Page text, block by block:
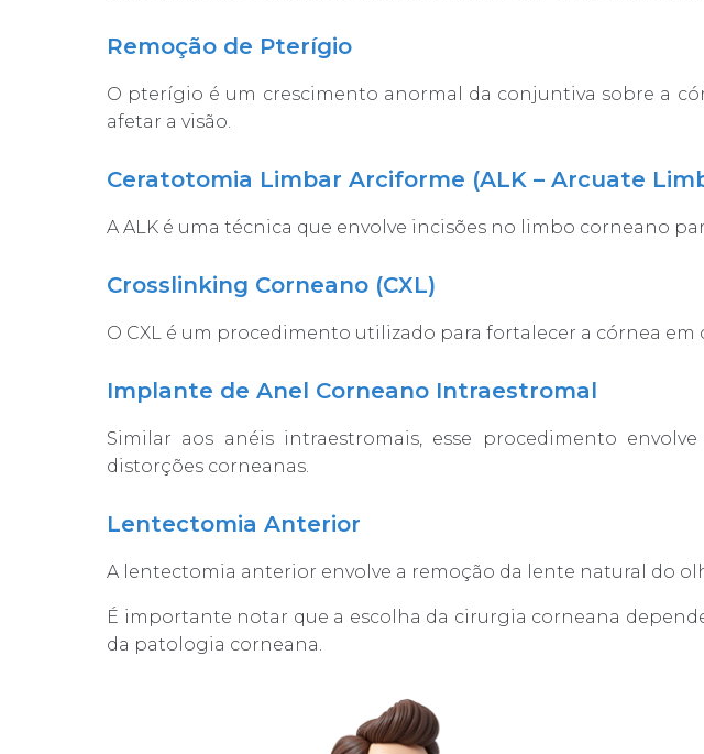
Remoção de Pterígio
O pterígio é um crescimento anormal da conjuntiva sobre a
afetar a visão.
Ceratotomia Limbar Arciforme (ALK – Arcuate
A ALK é uma técnica que envolve incisões no limbo corneano
Crosslinking Corneano (CXL)
O CXL é um procedimento utilizado para fortalecer a córnea
Implante de Anel Corneano Intraestromal
Similar aos anéis intraestromais, esse procedimento
distorções corneanas.
Lentectomia Anterior
A lentectomia anterior envolve a remoção da lente natural do
É importante notar que a escolha da cirurgia corneana
da patologia corneana.